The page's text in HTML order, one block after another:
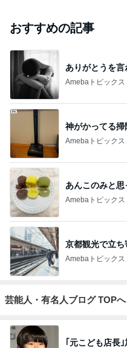
おすすめの記事
ありがとうを
Amebaトピックス
神がかってる掃
Amebaトピックス
あんこのみと
Amebaトピックス
京都観光で立
Amebaトピックス
芸能人・有名人ブログ TOPへ
｢元こども店長